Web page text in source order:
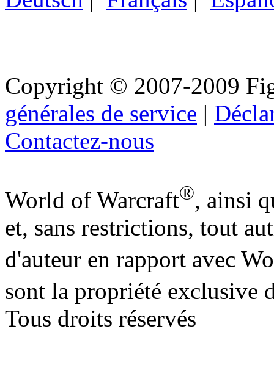
Copyright © 2007-2009
générales de service |
Contactez-nous
World of Warcraft®, ainsi
et, sans restrictions, tout
d'auteur en rapport avec
sont la propriété exclusive
Tous droits réservés